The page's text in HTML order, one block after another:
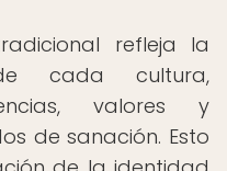
refleja la
cada cultura,
valores y
de sanación. Esto